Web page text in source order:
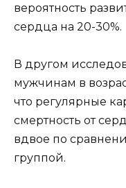
вероятность
сердца на 20-30%.
В другом
мужчинам в
что регулярные
смертность от
вдвое по
группой.